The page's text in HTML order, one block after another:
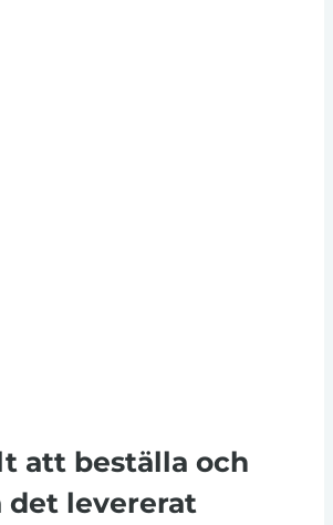
att beställa och
det levererat